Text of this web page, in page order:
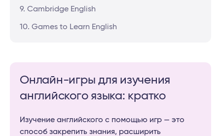
9. Cambridge English
10. Games to Learn English
Онлайн-игры для изучения
английского языка: кратко
Изучение английского с помощью игр — это
способ закрепить знания, расширить